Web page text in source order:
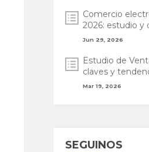
Comercio
2026: estudio y
Jun 29, 2026
Estudio de
claves y
Mar 19, 2026
SEGUINOS